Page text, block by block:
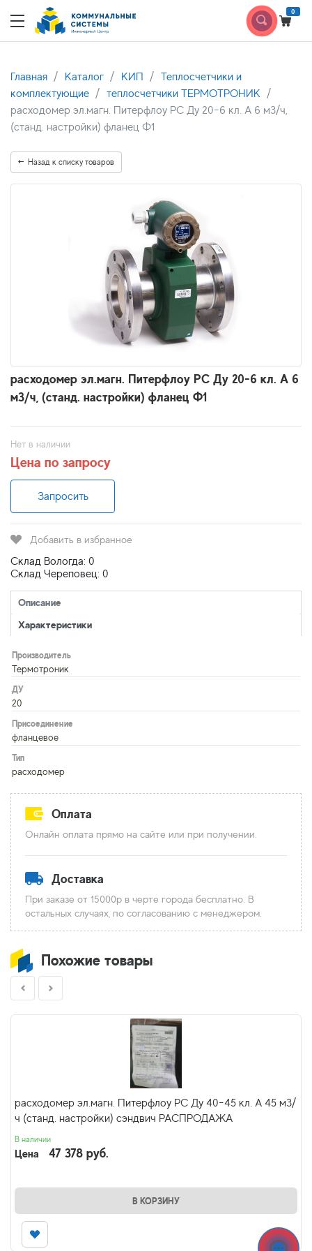
0
Главная Каталог КИП
Теплосчетчики и
комплектующие
теплосчетчики ТЕРМОТРОНИК
расходомер эл.магн. Питерфлоу РС Ду 20-6 кл. А 6 м3/ч,
(станд. настройки) фланец Ф1
Назад к списку товаров
расходомер эл.магн. Питерфлоу РС Ду 20-6 кл. А 6
м3/ч, (станд. настройки) фланец Ф1
Нет в наличии
Цена по запросу
Запросить
Добавить в избранное
Склад Вологда: 0
Склад Череповец: 0
Описание
Характеристики
Производитель
Термотроник
ДУ
20
Присоединение
фланцевое
Тип
расходомер
Оплата
Онлайн оплата прямо на сайте или при получении.
Доставка
При заказе от 15000р в черте города бесплатно. В
остальных случаях, по согласованию с менеджером.
Похожие товары
расходомер эл.магн. Питерфлоу РС Ду 40-45 кл. А 45 м3/
ч (станд. настройки) сэндвич РАСПРОДАЖА
В наличии
Цена 47 378 руб.
В КОРЗИНУ